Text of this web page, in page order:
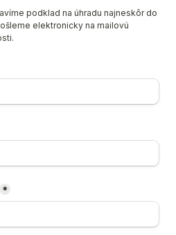
podklad na úhradu najneskôr do
elektronicky na mailovú
*